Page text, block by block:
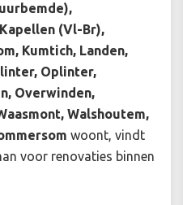
(Vl-Br),
Kumtich, Landen,
Oplinter,
Overwinden,
Walshoutem,
woont, vindt
voor renovaties binnen